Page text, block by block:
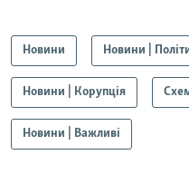
Новини Новини |
Новини | Корупція
Новини | Важливі